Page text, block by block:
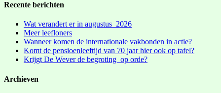
Recente berichten
Wat verandert er in augustus 2026
Meer leefloners
Wanneer komen de internationale vakbonden in actie?
Komt de pensioenleeftijd van 70 jaar hier ook op tafel?
Krijgt De Wever de begroting op orde?
Archieven